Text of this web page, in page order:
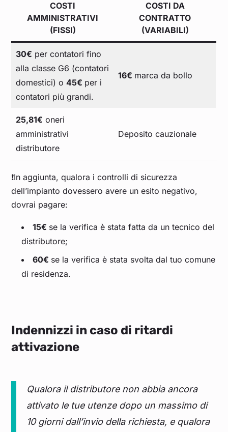
COSTI
AMMINISTRATIVI
(FISSI)
COSTI DA
CONTRATTO
(VARIABILI)
30€ per contatori fino
alla classe G6 (contatori
domestici) o45€ per i
contatori più grandi.
16€ marca da bollo
25,81€ oneri
amministrativi
distributore
Deposito cauzionale
❗In aggiunta, qualora i controlli di sicurezza
dell’impianto dovessero avere un esito negativo,
dovrai pagare:
15€ se la verifica è stata fatta da un tecnico del
distributore;
60€ se la verifica è stata svolta dal tuo comune
di residenza.
Indennizzi in caso di ritardi
attivazione
Qualora il distributore non abbia ancora
attivato le tue utenze dopo un massimo di
10 giorni dall’invio della richiesta, e qualora